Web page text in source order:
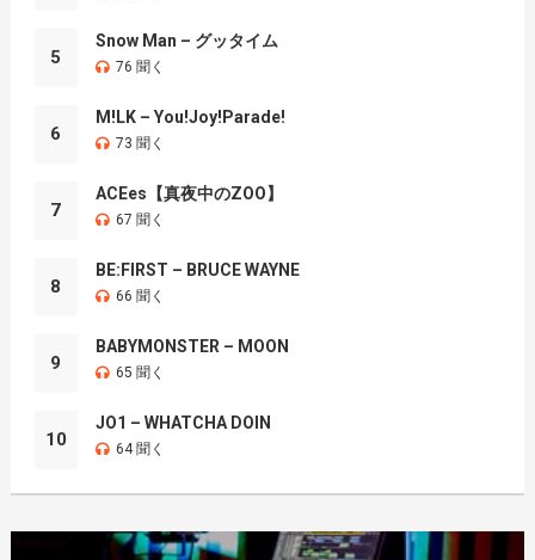
5
Snow Man – グッタイム
76 聞く
6
M!LK – You!Joy!Parade!
73 聞く
7
ACEes【真夜中のZOO】
67 聞く
8
BE:FIRST – BRUCE WAYNE
66 聞く
9
BABYMONSTER – MOON
65 聞く
10
JO1 – WHATCHA DOIN
64 聞く